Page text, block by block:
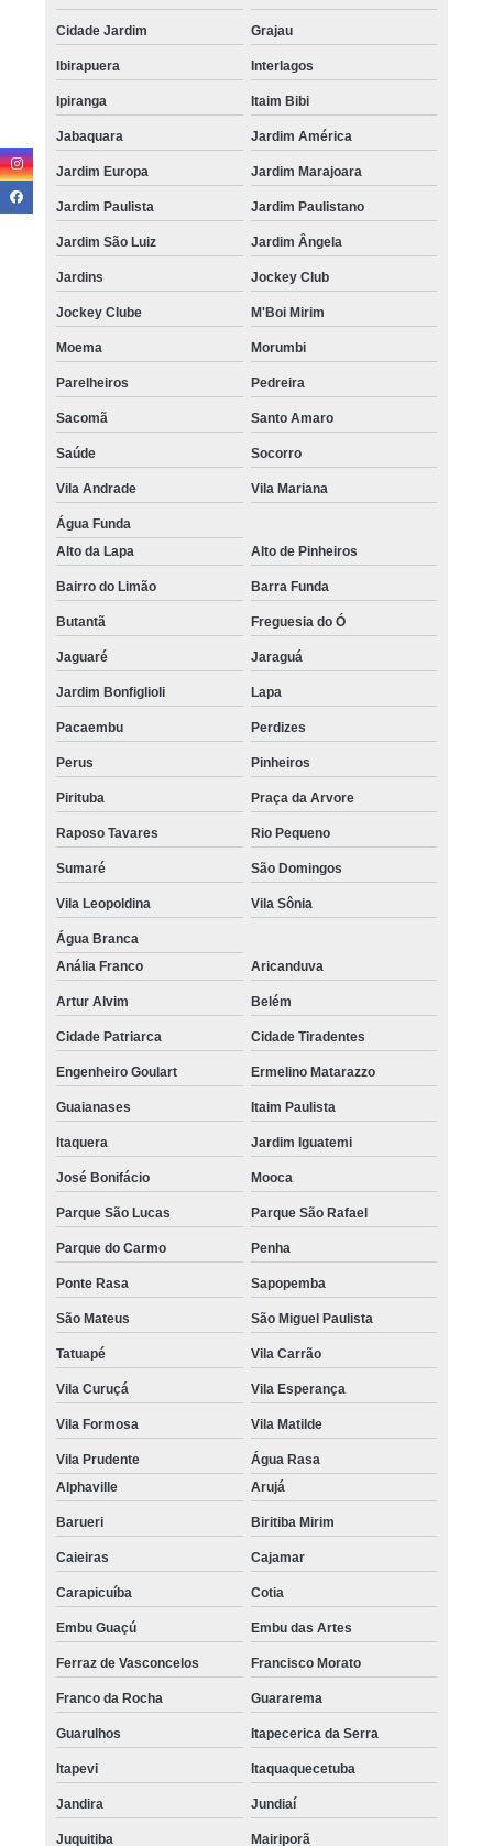
Cidade Jardim Grajau
Ibirapuera Interlagos
Ipiranga Itaim Bibi
Jabaquara Jardim América
Jardim Europa Jardim Marajoara
Jardim Paulista Jardim Paulistano
Jardim São Luiz Jardim Ângela
Jardins Jockey Club
Jockey Clube M'Boi Mirim
Moema Morumbi
Parelheiros Pedreira
Sacomã Santo Amaro
Saúde Socorro
Vila Andrade Vila Mariana
Água Funda
Alto da Lapa
Alto de Pinheiros
Bairro do Limão Barra Funda
Butantã Freguesia do Ó
Jaguaré Jaraguá
Jardim Bonfiglioli Lapa
Pacaembu Perdizes
Perus Pinheiros
Pirituba Praça da Arvore
Raposo Tavares Rio Pequeno
Sumaré São Domingos
Vila Leopoldina Vila Sônia
Água Branca
Anália Franco
Aricanduva
Artur Alvim Belém
Cidade Patriarca Cidade Tiradentes
Engenheiro Goulart Ermelino Matarazzo
Guaianases Itaim Paulista
Itaquera Jardim Iguatemi
José Bonifácio Mooca
Parque São Lucas Parque São Rafael
Parque do Carmo Penha
Ponte Rasa Sapopemba
São Mateus São Miguel Paulista
Tatuapé Vila Carrão
Vila Curuçá Vila Esperança
Vila Formosa Vila Matilde
Vila Prudente
Água Rasa
Alphaville
Arujá
Barueri Biritiba Mirim
Caieiras Cajamar
Carapicuíba Cotia
Embu Guaçú Embu das Artes
Ferraz de Vasconcelos Francisco Morato
Franco da Rocha Guararema
Guarulhos Itapecerica da Serra
Itapevi Itaquaquecetuba
Jandira Jundiaí
Juquitiba Mairiporã